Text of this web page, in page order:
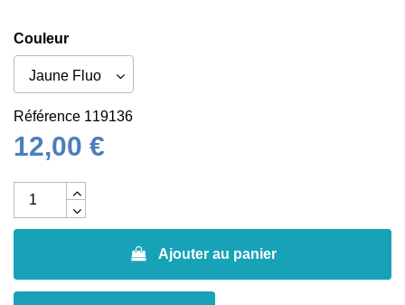
Couleur
Référence 119136
12,00 €
Ajouter au panier